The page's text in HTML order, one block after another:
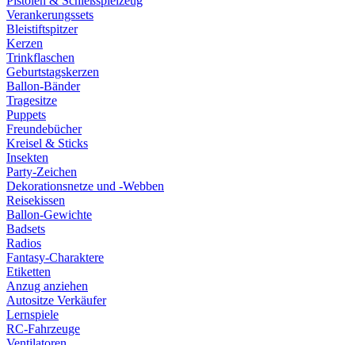
Verankerungssets
Bleistiftspitzer
Kerzen
Trinkflaschen
Geburtstagskerzen
Ballon-Bänder
Tragesitze
Puppets
Freundebücher
Kreisel & Sticks
Insekten
Party-Zeichen
Dekorationsnetze und -Webben
Reisekissen
Ballon-Gewichte
Badsets
Radios
Fantasy-Charaktere
Etiketten
Anzug anziehen
Autositze Verkäufer
Lernspiele
RC-Fahrzeuge